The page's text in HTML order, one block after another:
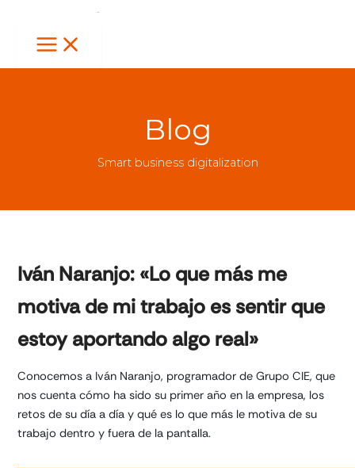
contenido
Blog
Smart business digitalization
Iván Naranjo: «Lo que más me
motiva de mi trabajo es sentir que
estoy aportando algo real»
Conocemos a Iván Naranjo, programador de Grupo CIE, que
nos cuenta cómo ha sido su primer año en la empresa, los
retos de su día a día y qué es lo que más le motiva de su
trabajo dentro y fuera de la pantalla.